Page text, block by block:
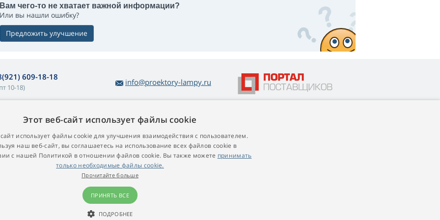
Вам чего-то не хватает важной информации?
Или вы нашли ошибку?
Предложить улучшение
609-18-18
10-18)
info@proektory-lampy.ru
покупке ламп
оферта
возврат товара
условия
лампы для
О компании
Контакт
Этот веб-сайт использует файлы cookie
использует файлы cookie для улучшения взаимодействия с пользователем.
наш веб-сайт, вы соглашаетесь на использование всех файлов cookie в
с нашей Политикой в ​​отношении файлов cookie. Вы также можете принимать
только необходимые файлы cookie.
Прочитайте больше
ПРИНЯТЬ ВСЕ
ПОДРОБНЕЕ